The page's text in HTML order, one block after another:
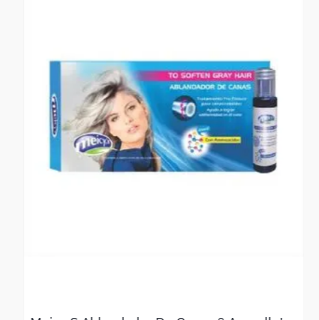
Observaciones De Garantía: 1 Mes**** La garantía de este